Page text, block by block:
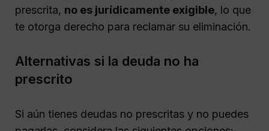
prescrita, no es jurídicamente exigible, lo que
te otorga derecho para reclamar su eliminación.
Alternativas si la deuda no ha
prescrito
Si aún tienes deudas no prescritas y no puedes